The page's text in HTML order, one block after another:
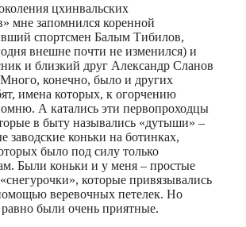
цхинвальских
мне запомнился коренной
спортсмен Балым Тибилов,
внешне почти не изменился) и
и близкий друг Александр Сланов
конечно, было и других
имена которых, к огорчению
А катались эти первопроходцы
в быту назывались «дутыши» –
заводские коньки на ботинках,
было под силу только
Были коньки и у меня – простые
которые привязывались
веревочных петелек. Но
были очень приятные.